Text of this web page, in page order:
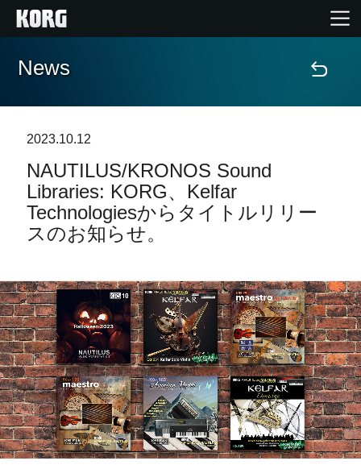
Home
Import Products
Features
Support
Store Locator
News
Location
News
2023.10.12
NAUTILUS/KRONOS Sound
Libraries: KORG、Kelfar
Technologiesからタイトルリリー
スのお知らせ。